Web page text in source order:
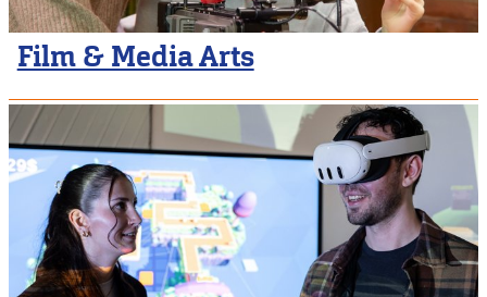
Film & Media Arts